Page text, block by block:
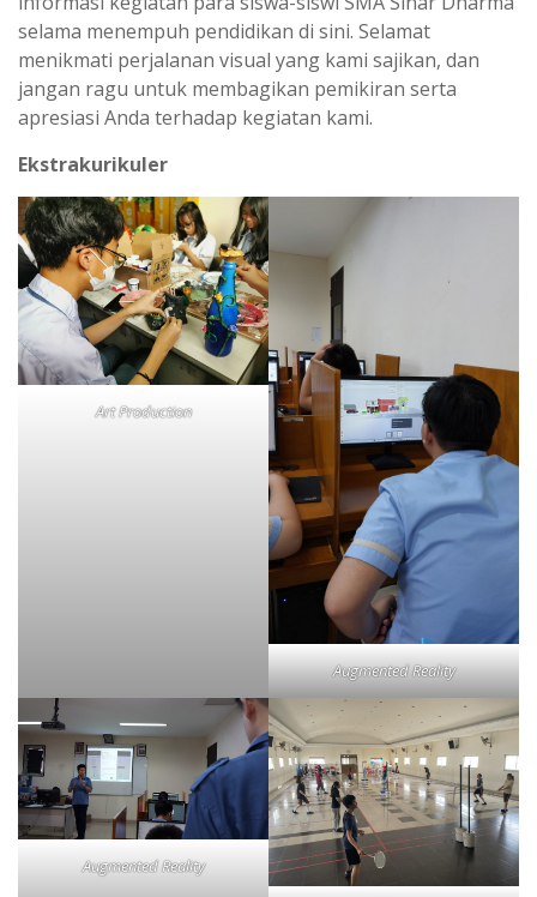
selama menempuh pendidikan di sini. Selamat
menikmati perjalanan visual yang kami sajikan, dan
jangan ragu untuk membagikan pemikiran serta
apresiasi Anda terhadap kegiatan kami.
Ekstrakurikuler
Art Production
Augmented Reality
Augmented Reality